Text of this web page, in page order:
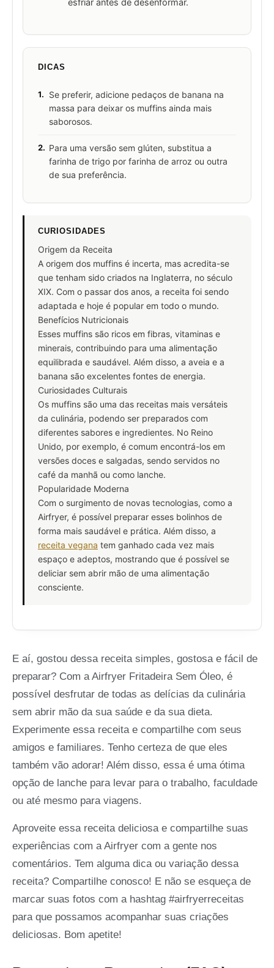
esfriar antes de desenformar.
DICAS
1.
Se preferir, adicione pedaços de banana na
massa para deixar os muffins ainda mais
saborosos.
2. Para uma versão sem glúten, substitua a
farinha de trigo por farinha de arroz ou outra
de sua preferência.
CURIOSIDADES
Origem da Receita
A origem dos muffins é incerta, mas acredita-se
que tenham sido criados na Inglaterra, no século
XIX. Com o passar dos anos, a receita foi sendo
adaptada e hoje é popular em todo o mundo.
Benefícios Nutricionais
Esses muffins são ricos em fibras, vitaminas e
minerais, contribuindo para uma alimentação
equilibrada e saudável. Além disso, a aveia e a
banana são excelentes fontes de energia.
Curiosidades Culturais
Os muffins são uma das receitas mais versáteis
da culinária, podendo ser preparados com
diferentes sabores e ingredientes. No Reino
Unido, por exemplo, é comum encontrá-los em
versões doces e salgadas, sendo servidos no
café da manhã ou como lanche.
Popularidade Moderna
Com o surgimento de novas tecnologias, como a
Airfryer, é possível preparar esses bolinhos de
forma mais saudável e prática. Além disso, a
receita vegana tem ganhado cada vez mais
espaço e adeptos, mostrando que é possível se
deliciar sem abrir mão de uma alimentação
consciente.
E aí, gostou dessa receita simples, gostosa e fácil de
preparar? Com a Airfryer Fritadeira Sem Óleo, é
possível desfrutar de todas as delícias da culinária
sem abrir mão da sua saúde e da sua dieta.
Experimente essa receita e compartilhe com seus
amigos e familiares. Tenho certeza de que eles
também vão adorar! Além disso, essa é uma ótima
opção de lanche para levar para o trabalho, faculdade
ou até mesmo para viagens.
Aproveite essa receita deliciosa e compartilhe suas
experiências com a Airfryer com a gente nos
comentários. Tem alguma dica ou variação dessa
receita? Compartilhe conosco! E não se esqueça de
marcar suas fotos com a hashtag #airfryerreceitas
para que possamos acompanhar suas criações
deliciosas. Bom apetite!